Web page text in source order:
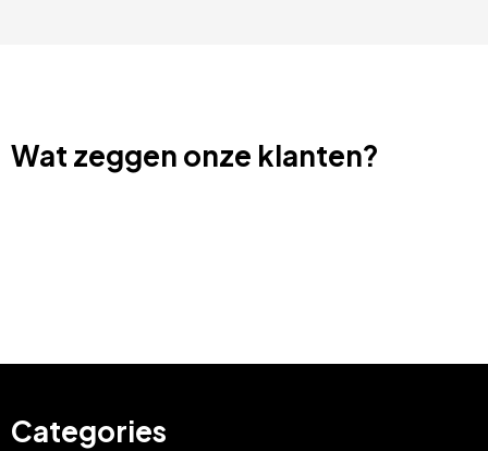
Wat zeggen onze klanten?
Categories